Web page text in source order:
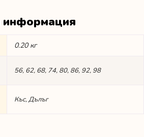
информация
0.20 кг
56, 62, 68, 74, 80, 86, 92, 98
Къс, Дълъг